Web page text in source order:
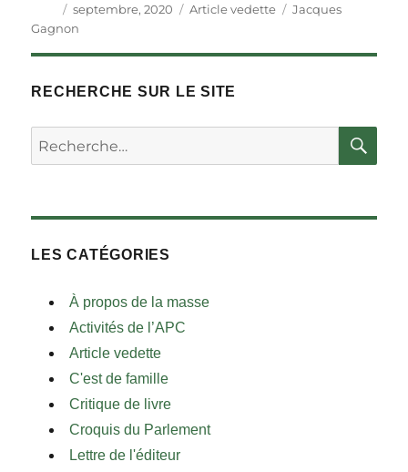
Auteur
Publié
le
septembre, 2020 Catégories
Article vedette Étiquettes
Jacques
Gagnon
RECHERCHE SUR LE SITE
Rechercher :
LES CATÉGORIES
À propos de la masse
Activités de l’APC
Article vedette
C'est de famille
Critique de livre
Croquis du Parlement
Lettre de l'éditeur